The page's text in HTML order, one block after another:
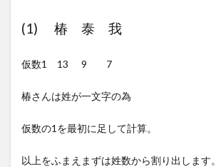
(1) 椿 泰 我
仮数1 13 9 7
椿さんは姓が一文字の為
仮数の1を最初に足して計算。
以上をふまえまずは姓数から割り出します。